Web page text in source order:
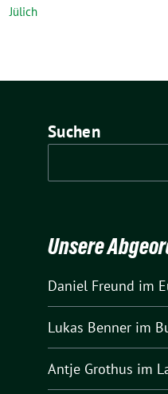
Jülich
Suchen
Unsere
Daniel Freund im
Lukas Benner im
Antje Grothus im